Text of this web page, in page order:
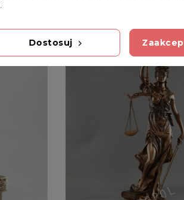
Dostosuj